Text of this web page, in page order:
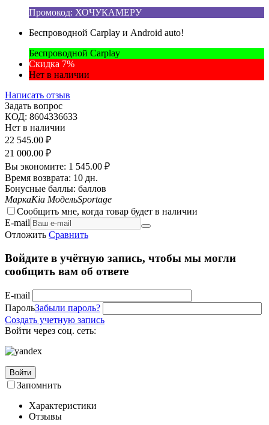
Промокод: ХОЧУКАМЕРУ
Беспроводной Carplay и Android auto!
Беспроводной Carplay
Скидка 7%
Нет в наличии
Написать отзыв
Задать вопрос
КОД: 8604336633
Нет в наличии
22 545.00 ₽
21 000.00 ₽
Вы экономите: 1 545.00 ₽
Время возврата: 10 дн.
Бонусные баллы: баллов
МаркаKia МодельSportage
Сообщить мне, когда товар будет в наличии
E-mail
Отложить Сравнить
Войдите в учётную запись, чтобы мы могли
сообщить вам об ответе
E-mail
ПарольЗабыли пароль?
Создать учетную запись
Войти через соц. сеть:
Войти
Запомнить
Характеристики
Отзывы